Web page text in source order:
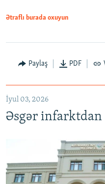
Auto 240p
720p
Ətraflı burada oxuyun
Paylaş PDF
İyul 03, 2026
Əsgər infarktdan